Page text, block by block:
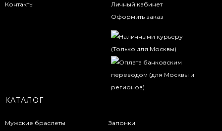
Контакты
Личный кабинет
Оформить заказ
КАТАЛОГ
Мужские браслеты
Запонки